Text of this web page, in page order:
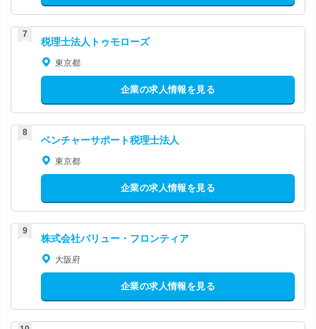
税理士法人トゥモローズ
東京都
企業の求人情報を見る
ベンチャーサポート税理士法人
東京都
企業の求人情報を見る
株式会社バリュー・フロンティア
大阪府
企業の求人情報を見る